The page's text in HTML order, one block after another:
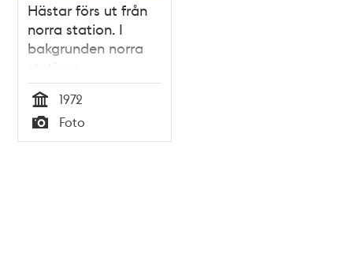
Hästar förs ut från
norra station. I
bakgrunden norra
stations
godsstation
Tid
1972
Typ
Foto